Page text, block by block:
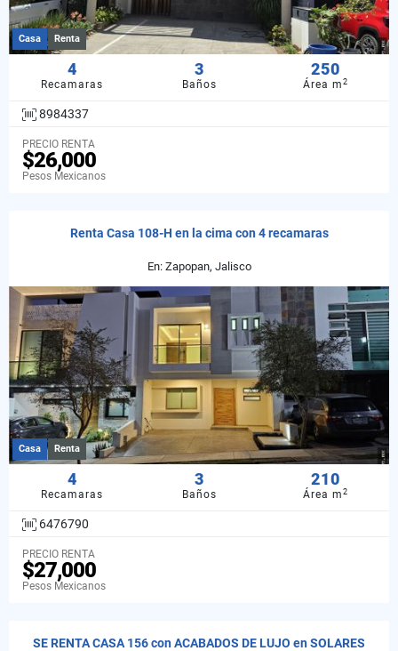
Casa Renta
4
Recamaras
3
Baños
250
Área m2
8984337
PRECIO RENTA
$26,000
Pesos Mexicanos
Renta Casa 108-H en la cima con 4 recamaras
En: Zapopan, Jalisco
Casa Renta
4
Recamaras
3
Baños
210
Área m2
6476790
PRECIO RENTA
$27,000
Pesos Mexicanos
SE RENTA CASA 156 con ACABADOS DE LUJO en SOLARES